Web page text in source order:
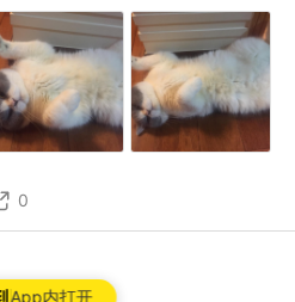
App内打开
0